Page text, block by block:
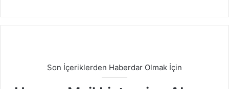
Son İçeriklerden Haberdar Olmak İçin